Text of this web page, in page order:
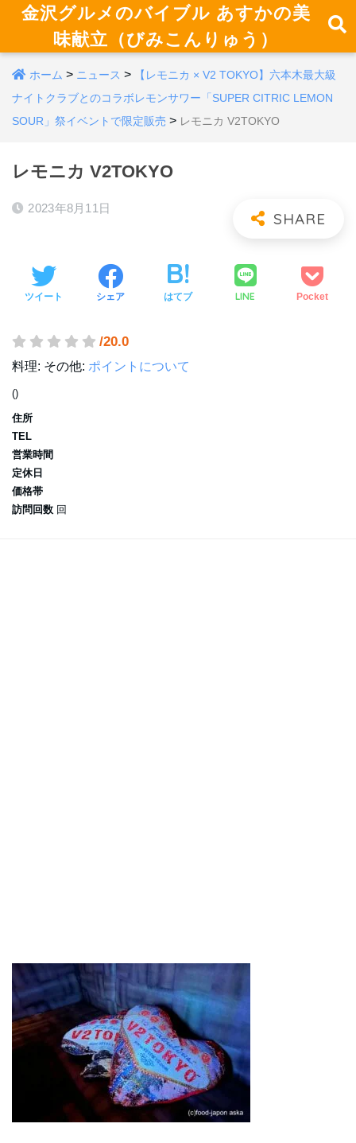
金沢グルメのバイブル あすかの美
味献立（びみこんりゅう）
ホーム > ニュース >
【レモニカ × V2 TOKYO】六本木最大級
ナイトクラブとのコラボレモンサワー「SUPER CITRIC LEMON
SOUR」祭イベントで限定販売 > レモニカ V2TOKYO
レモニカ V2TOKYO
2023年8月11日
ツイート シェア はてブ LINE Pocket
/20.0
料理: その他: ポイントについて
()
住所
TEL
営業時間
定休日
価格帯
訪問回数 回